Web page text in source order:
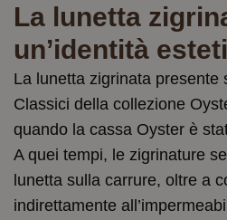
La lunetta
un’identità
La lunetta zigrinata presente
Classici della collezione
quando la cassa Oyster è
A quei tempi, le zigrinature
lunetta sulla carrure, oltre a
indirettamente